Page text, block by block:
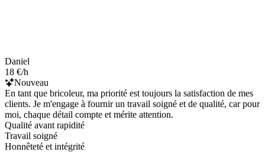
Daniel
18 €/h
Nouveau
En tant que bricoleur, ma priorité est toujours la satisfaction de mes
clients. Je m'engage à fournir un travail soigné et de qualité, car pour
moi, chaque détail compte et mérite attention.
Qualité avant rapidité
Travail soigné
Honnêteté et intégrité